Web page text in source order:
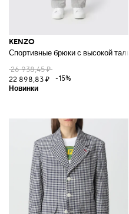
KENZO
Спортивные брюки с высокой
26 938,45 ₽
22 898,83 ₽
-15%